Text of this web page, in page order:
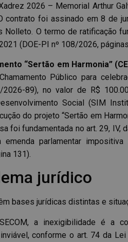
2026 – Memorial Arthur
contrato foi assinado em 8 de
Nolleto. O termo de ratificação
(DOE-PI nº 108/2026,
“Sertão em Harmonia”
Público para
2026-89), no valor de R$
Social (SIM
do projeto “Sertão em
foi fundamentada no art. 29, IV,
emenda parlamentar
131).
jurídico
bases jurídicas distintas e
a inexigibilidade é a
conforme o art. 74 da